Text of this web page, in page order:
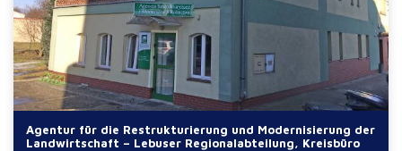
Agentur für die Restrukturierung und Modernisierung der
Landwirtschaft – Lebuser Regionalabteilung, Kreisbüro